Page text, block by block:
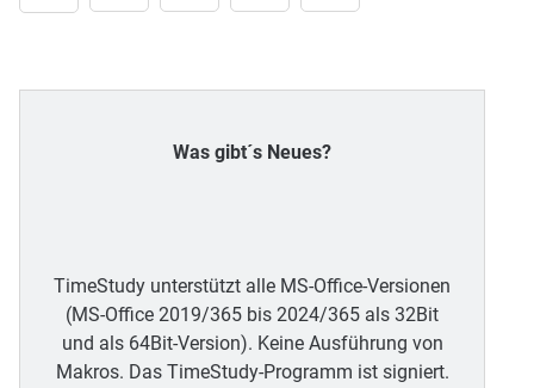
Was gibt´s Neues?
TimeStudy unterstützt alle MS-Office-Versionen
(MS-Office 2019/365 bis 2024/365 als 32Bit
und als 64Bit-Version). Keine Ausführung von
Makros. Das TimeStudy-Programm ist signiert.